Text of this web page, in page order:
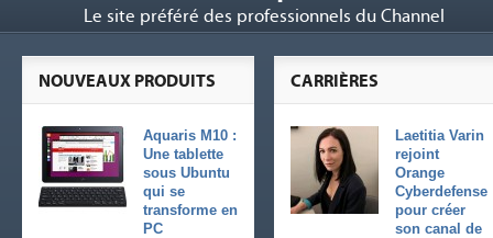
Le site préféré des professionnels du Channel
CARRIÈRES
Laetitia Varin
rejoint
Orange
Cyberdefense
pour créer
son canal de
NOUVEAUX PRODUITS
Aquaris M10 :
Une tablette
sous Ubuntu
qui se
transforme en
PC